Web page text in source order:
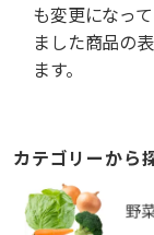
も変更になっ
ました商品の
ます。
カテゴリーから